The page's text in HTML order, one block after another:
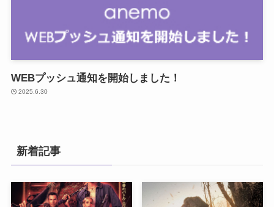
WEBプッシュ通知を開始しました！
2025.6.30
新着記事